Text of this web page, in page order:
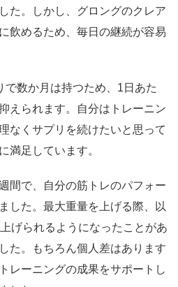
た。しかし、グロングのクレア
飲めるため、毎日の継続が容易
で数か月は持つため、1日あた
えられます。自分はトレーニン
なくサプリを続けたいと思って
満足しています。
間で、自分の筋トレのパフォー
した。最大重量を上げる際、以
げられるようになったことがあ
た。もちろん個人差はあります
レーニングの成果をサポートし